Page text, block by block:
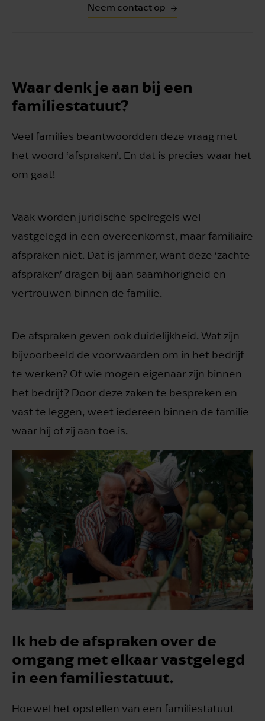
Neem contact op
Waar denk je aan bij een
familiestatuut?
Veel families beantwoordden deze vraag met
het woord ‘afspraken’. En dat is precies waar het
om gaat!
Vaak worden juridische spelregels wel
vastgelegd in een overeenkomst, maar familiaire
afspraken niet. Dat is jammer, want deze ‘zachte
afspraken’ dragen bij aan saamhorigheid en
vertrouwen binnen de familie.
De afspraken geven ook duidelijkheid. Wat zijn
bijvoorbeeld de voorwaarden om in het bedrijf
te werken? Of wie mogen eigenaar zijn binnen
het bedrijf? Door deze zaken te bespreken en
vast te leggen, weet iedereen binnen de familie
waar hij of zij aan toe is.
Ik heb de afspraken over de
omgang met elkaar vastgelegd
in een familiestatuut.
Hoewel het opstellen van een familiestatuut